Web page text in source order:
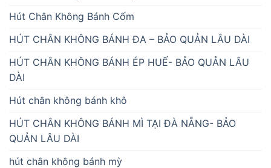
Hút Chân Không Bánh Cốm
HÚT CHÂN KHÔNG BÁNH ĐA – BẢO QUẢN LÂU DÀI
HÚT CHÂN KHÔNG BÁNH ÉP HUẾ- BẢO QUẢN LÂU
DÀI
Hút chân không bánh khô
HÚT CHÂN KHÔNG BÁNH MÌ TẠI ĐÀ NẴNG- BẢO
QUẢN LÂU DÀI
hút chân không bánh mỳ